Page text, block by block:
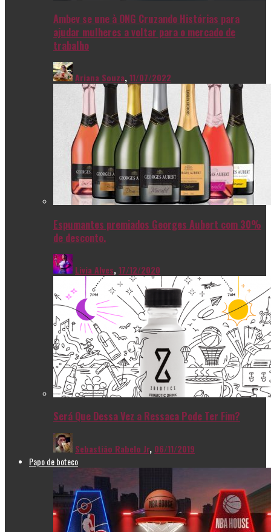
Ambev se une à ONG Cruzando Histórias para
ajudar mulheres a voltar para o mercado de
trabalho
Ariana Souza,11/07/2022
Espumantes premiados Georges Aubert com 30%
de desconto.
Livia Alves,17/12/2020
Será Que Dessa Vez a Ressaca Pode Ter Fim?
Sebastião Rabelo Jr, 06/11/2019
Papo de boteco